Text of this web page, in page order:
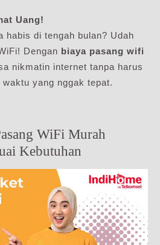
Uang!
habis di tengah bulan? Udah
Dengan biaya pasang wifi
nikmatin internet tanpa harus
yang nggak tepat.
WiFi Murah
Kebutuhan